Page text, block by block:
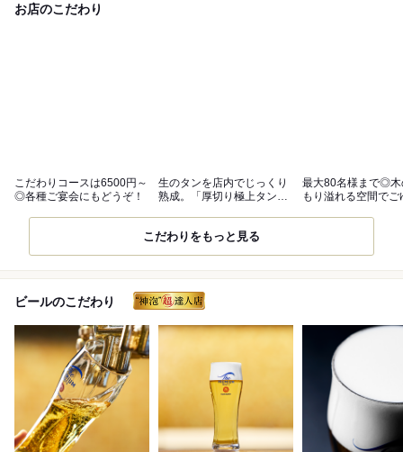
お店のこだわり
こだわりコースは6500円～
◎各種ご宴会にもどうぞ！
生のタンを店内でじっくり
熟成。「厚切り極上タン」
最大80名様まで◎木
もり溢れる空間でご
こだわりをもっと見る
ビールのこだわり